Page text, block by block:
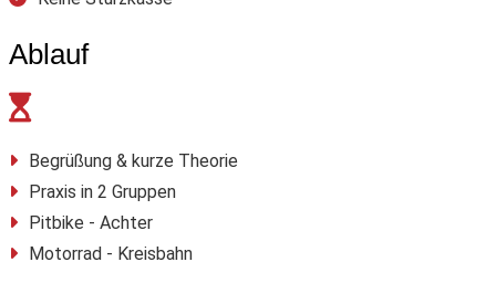
Ablauf

Begrüßung & kurze Theorie
Praxis in 2 Gruppen
Pitbike - Achter
Motorrad - Kreisbahn